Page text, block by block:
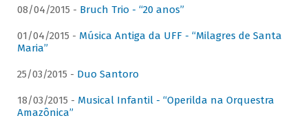
08/04/2015 - Bruch Trio - “20 anos”
01/04/2015 - Música Antiga da UFF - “Milagres de Santa
Maria”
25/03/2015 - Duo Santoro
18/03/2015 - Musical Infantil - “Operilda na Orquestra
Amazônica”